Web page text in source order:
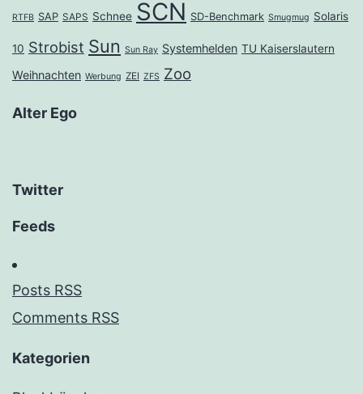
RTFB SAP SAPS Schnee SCN SD-Benchmark Smugmug Solaris
10 Strobist Sun Sun Ray Systemhelden TU Kaiserslautern
Weihnachten Werbung ZEI ZFS Zoo
Alter Ego
Twitter
Feeds
Posts RSS
Comments RSS
Kategorien